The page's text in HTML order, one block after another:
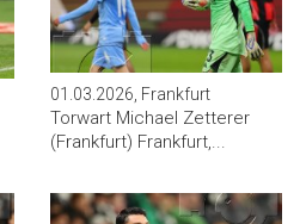
01.03.2026, Frankfurt
Torwart Michael Zetterer
(Frankfurt) Frankfurt,...